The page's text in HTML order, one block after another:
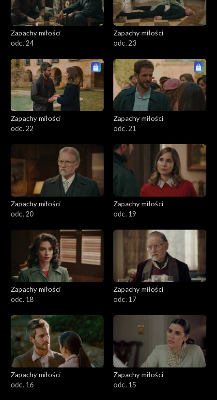
Zapachy miłości
odc. 24
Zapachy miłości
odc. 23
Zapachy miłości
odc. 22
Zapachy miłości
odc. 21
Zapachy miłości
odc. 20
Zapachy miłości
odc. 19
Zapachy miłości
odc. 18
Zapachy miłości
odc. 17
Zapachy miłości
odc. 16
Zapachy miłości
odc. 15